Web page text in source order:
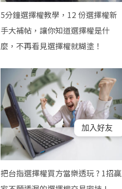
5分鐘選擇權教學，12 份選擇權新
手大補帖，讓你知道選擇權是什
麼，不再看見選擇權就糊塗！
把台指選擇權買方當樂透玩 ? 1招贏
加入好友